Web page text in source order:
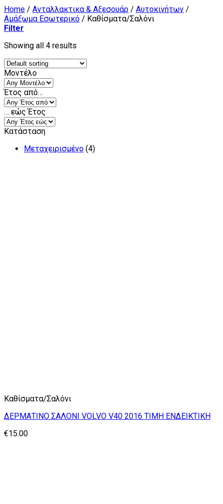
Home / Ανταλλακτικα & Αξεσουάρ / Αυτοκινήτων /
Αμάξωμα Εσωτερικό / Καθίσματα/Σαλόνι
Filter
Showing all 4 results
Μοντέλο
Έτος από…
… εώς Έτος
Κατάσταση
Μεταχειρισμένο (4)
Καθίσματα/Σαλόνι
ΔΕΡΜΑΤΙΝΟ ΣΑΛΟΝΙ VOLVO V40 2016 ΤΙΜΗ ΕΝΔΕΙΚΤΙΚΗ
€15.00